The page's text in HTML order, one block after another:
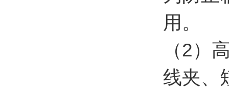
用。
（2）
线夹、